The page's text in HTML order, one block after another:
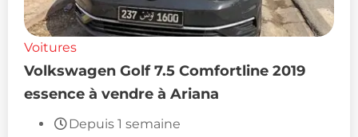
Voitures
Volkswagen Golf 7.5 Comfortline 2019
essence à vendre à Ariana
Depuis 1 semaine